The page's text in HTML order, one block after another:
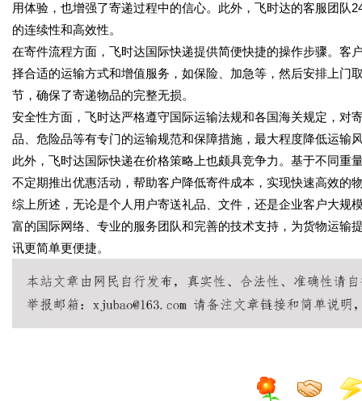
用体验，也增强了寄递过程中的信心。此外，飞时达的客服团
的连续性和高效性。
在寄件流程方面，飞时达国际快递提供简便快捷的操作步骤。客
择合适的运输方式和增值服务，如保险、加急等，然后安排上门
节，确保了寄递物品的完整无损。
安全性方面，飞时达严格遵守国际运输法规和各国海关规定，对
品、危险品等有专门的运输规范和保障措施，最大程度降低运输
此外，飞时达国际快递在价格策略上也颇具竞争力。基于不同
不定期推出优惠活动，帮助客户降低寄件成本，实现快速高效的
综上所述，无论是个人用户寄送礼品、文件，还是企业客户大规
富的国际网络、专业的服务团队和完善的技术支持，为货物运输
讯更简单更便捷。